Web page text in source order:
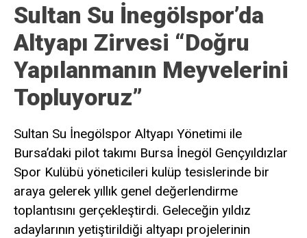
Sultan Su İnegölspor’da
Altyapı Zirvesi “Doğru
Yapılanmanın Meyvelerini
Topluyoruz”
Sultan Su İnegölspor Altyapı Yönetimi ile
Bursa’daki pilot takımı Bursa İnegöl Gençyıldızlar
Spor Kulübü yöneticileri kulüp tesislerinde bir
araya gelerek yıllık genel değerlendirme
toplantısını gerçekleştirdi. Geleceğin yıldız
adaylarının yetiştirildiği altyapı projelerinin